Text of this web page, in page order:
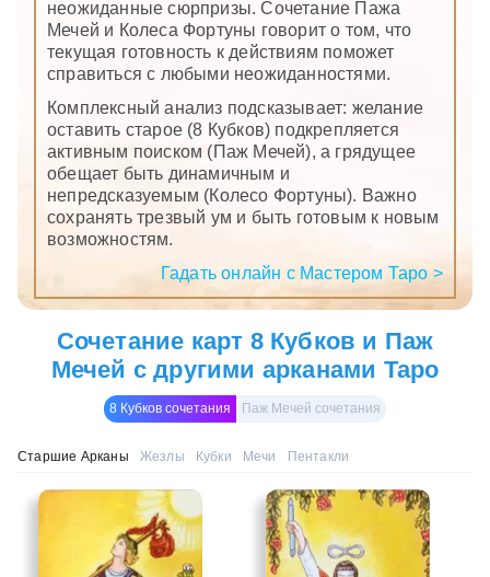
неожиданные сюрпризы. Сочетание Пажа
Мечей и Колеса Фортуны говорит о том, что
текущая готовность к действиям поможет
справиться с любыми неожиданностями.
Комплексный анализ подсказывает: желание
оставить старое (8 Кубков) подкрепляется
активным поиском (Паж Мечей), а грядущее
обещает быть динамичным и
непредсказуемым (Колесо Фортуны). Важно
сохранять трезвый ум и быть готовым к новым
возможностям.
Гадать онлайн с Мастером Таро >
Сочетание карт 8 Кубков и Паж
Мечей с другими арканами Таро
8 Кубков сочетания Паж Мечей сочетания
Старшие Арканы Жезлы Кубки Мечи Пентакли